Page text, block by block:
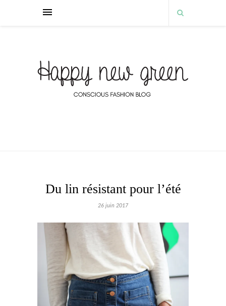
Du lin résistant pour l’été
26 juin 2017